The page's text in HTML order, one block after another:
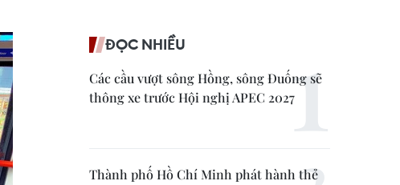
ĐỌC NHIỀU
Các cầu vượt sông Hồng, sông Đuống sẽ
thông xe trước Hội nghị APEC 2027
Thành phố Hồ Chí Minh phát hành thẻ